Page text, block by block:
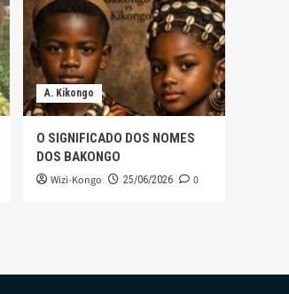
A. Kikongo
O SIGNIFICADO DOS NOMES
DOS BAKONGO
Wizi-Kongo 25/06/2026 0